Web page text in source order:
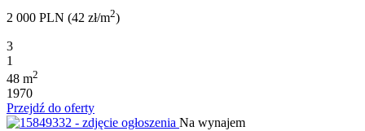
2 000 PLN (42 zł/m2)
3
1
48 m2
1970
Przejdź do oferty
Na wynajem